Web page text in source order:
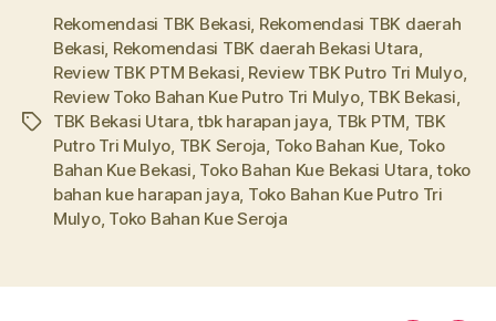
Tags
Rekomendasi TBK Bekasi, Rekomendasi TBK daerah
Bekasi, Rekomendasi TBK daerah Bekasi Utara,
Review TBK PTM Bekasi, Review TBK Putro Tri Mulyo,
Review Toko Bahan Kue Putro Tri Mulyo, TBK Bekasi,
TBK Bekasi Utara,tbk harapan jaya, TBk PTM, TBK
Putro Tri Mulyo, TBK Seroja, Toko Bahan Kue, Toko
Bahan Kue Bekasi, Toko Bahan Kue Bekasi Utara,toko
bahan kue harapan jaya, Toko Bahan Kue Putro Tri
Mulyo, Toko Bahan Kue Seroja